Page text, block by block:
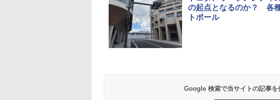
の起点となるのか？ 各
トポール
Google 検索で当サイトの記事を